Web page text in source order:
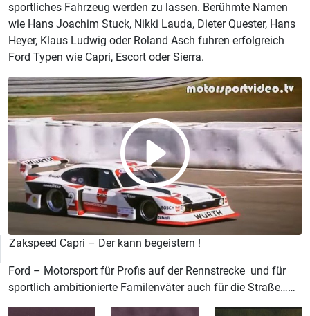
sportliches Fahrzeug werden zu lassen. Berühmte Namen
wie Hans Joachim Stuck, Nikki Lauda, Dieter Quester, Hans
Heyer, Klaus Ludwig oder Roland Asch fuhren erfolgreich
Ford Typen wie Capri, Escort oder Sierra.
Zakspeed Capri – Der kann begeistern !
Ford – Motorsport für Profis auf der Rennstrecke und für
sportlich ambitionierte Familenväter auch für die Straße……